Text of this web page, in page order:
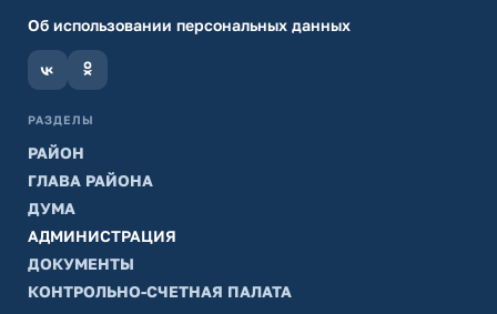
Об использовании персональных данных
РАЗДЕЛЫ
РАЙОН
ГЛАВА РАЙОНА
ДУМА
АДМИНИСТРАЦИЯ
ДОКУМЕНТЫ
КОНТРОЛЬНО-СЧЕТНАЯ ПАЛАТА